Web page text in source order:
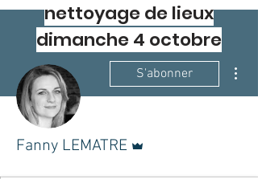
nettoyage de lieux
dimanche 4 octobre
S'abonner
Fanny LEMATRE